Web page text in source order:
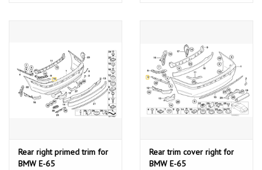
Rear right primed trim for
BMW E-65
Rear trim cover right for
BMW E-65